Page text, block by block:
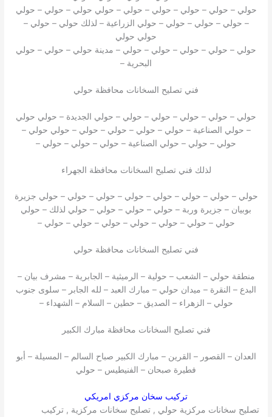
حولي – حولي – حولي – حولي – حولي – حولي حولي – حولي – حولي
– حولي – حولي – حولي – حولي الزراعية – لذلك حولي – حولي –
حولي حولي
حولي – حولي – حولي – حولي – حولي – مدينة حولي – حولي – حولي
البحرية –
فني تصليح السخانات محافظة حولي
حولي – حولي – حولي – حولي – حولي – حولي الجديدة – حولي حولي
– حولي الصناعية – حولي – حولي – حولي – حولي – حولي حولي –
حولي – حولي – حولي الصناعية – حولي – حولي – حولي –
لذلك فني تصليح السخانات محافظة الجهراء
حولي – حولي – حولي – حولي – حولي – حولي – حولي – حولي جزيرة
بوبيان – جزيرة وربة – حولي – حولي – حولي – حولي لذلك – حولي
حولي – حولي – حولي – حولي – حولي – حولي – حولي –
فني تصليح السخانات محافظة حولي
منطقة حولي – الشعب – حولية – الرميثية – الجابرية – مشرف بيان –
البدع – النقرة – ميدان حولي – مبارك العبد – لله الجابر – سلوى جنوب
حولي – الزهراء – الصديق – حطين – السلام – الشهداء –
فني تصليح السخانات محافظة مبارك الكبير
العدان – القصور – القرين – مبارك الكبير صباح السالم – المسيلة – أبو
فطيرة صبحان – الفنيطيس – حولي
تركيب سخان مركزي امريكي
تصليح سخانات مركزية حولي , تصليح سخانات مركزية , تركيب